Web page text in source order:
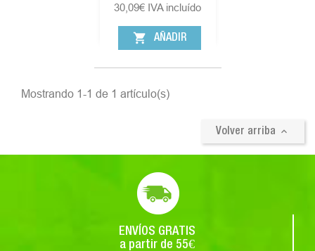
30,09€ IVA incluído
shopping_cart AÑADIR
Mostrando 1-1 de 1 artículo(s)
Volver arriba 
ENVÍOS GRATIS
a partir de 55€